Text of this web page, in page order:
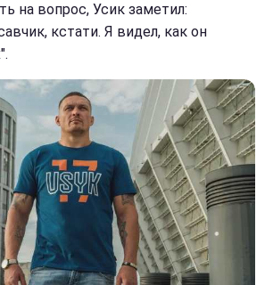
на вопрос, Усик заметил:
кстати. Я видел, как он